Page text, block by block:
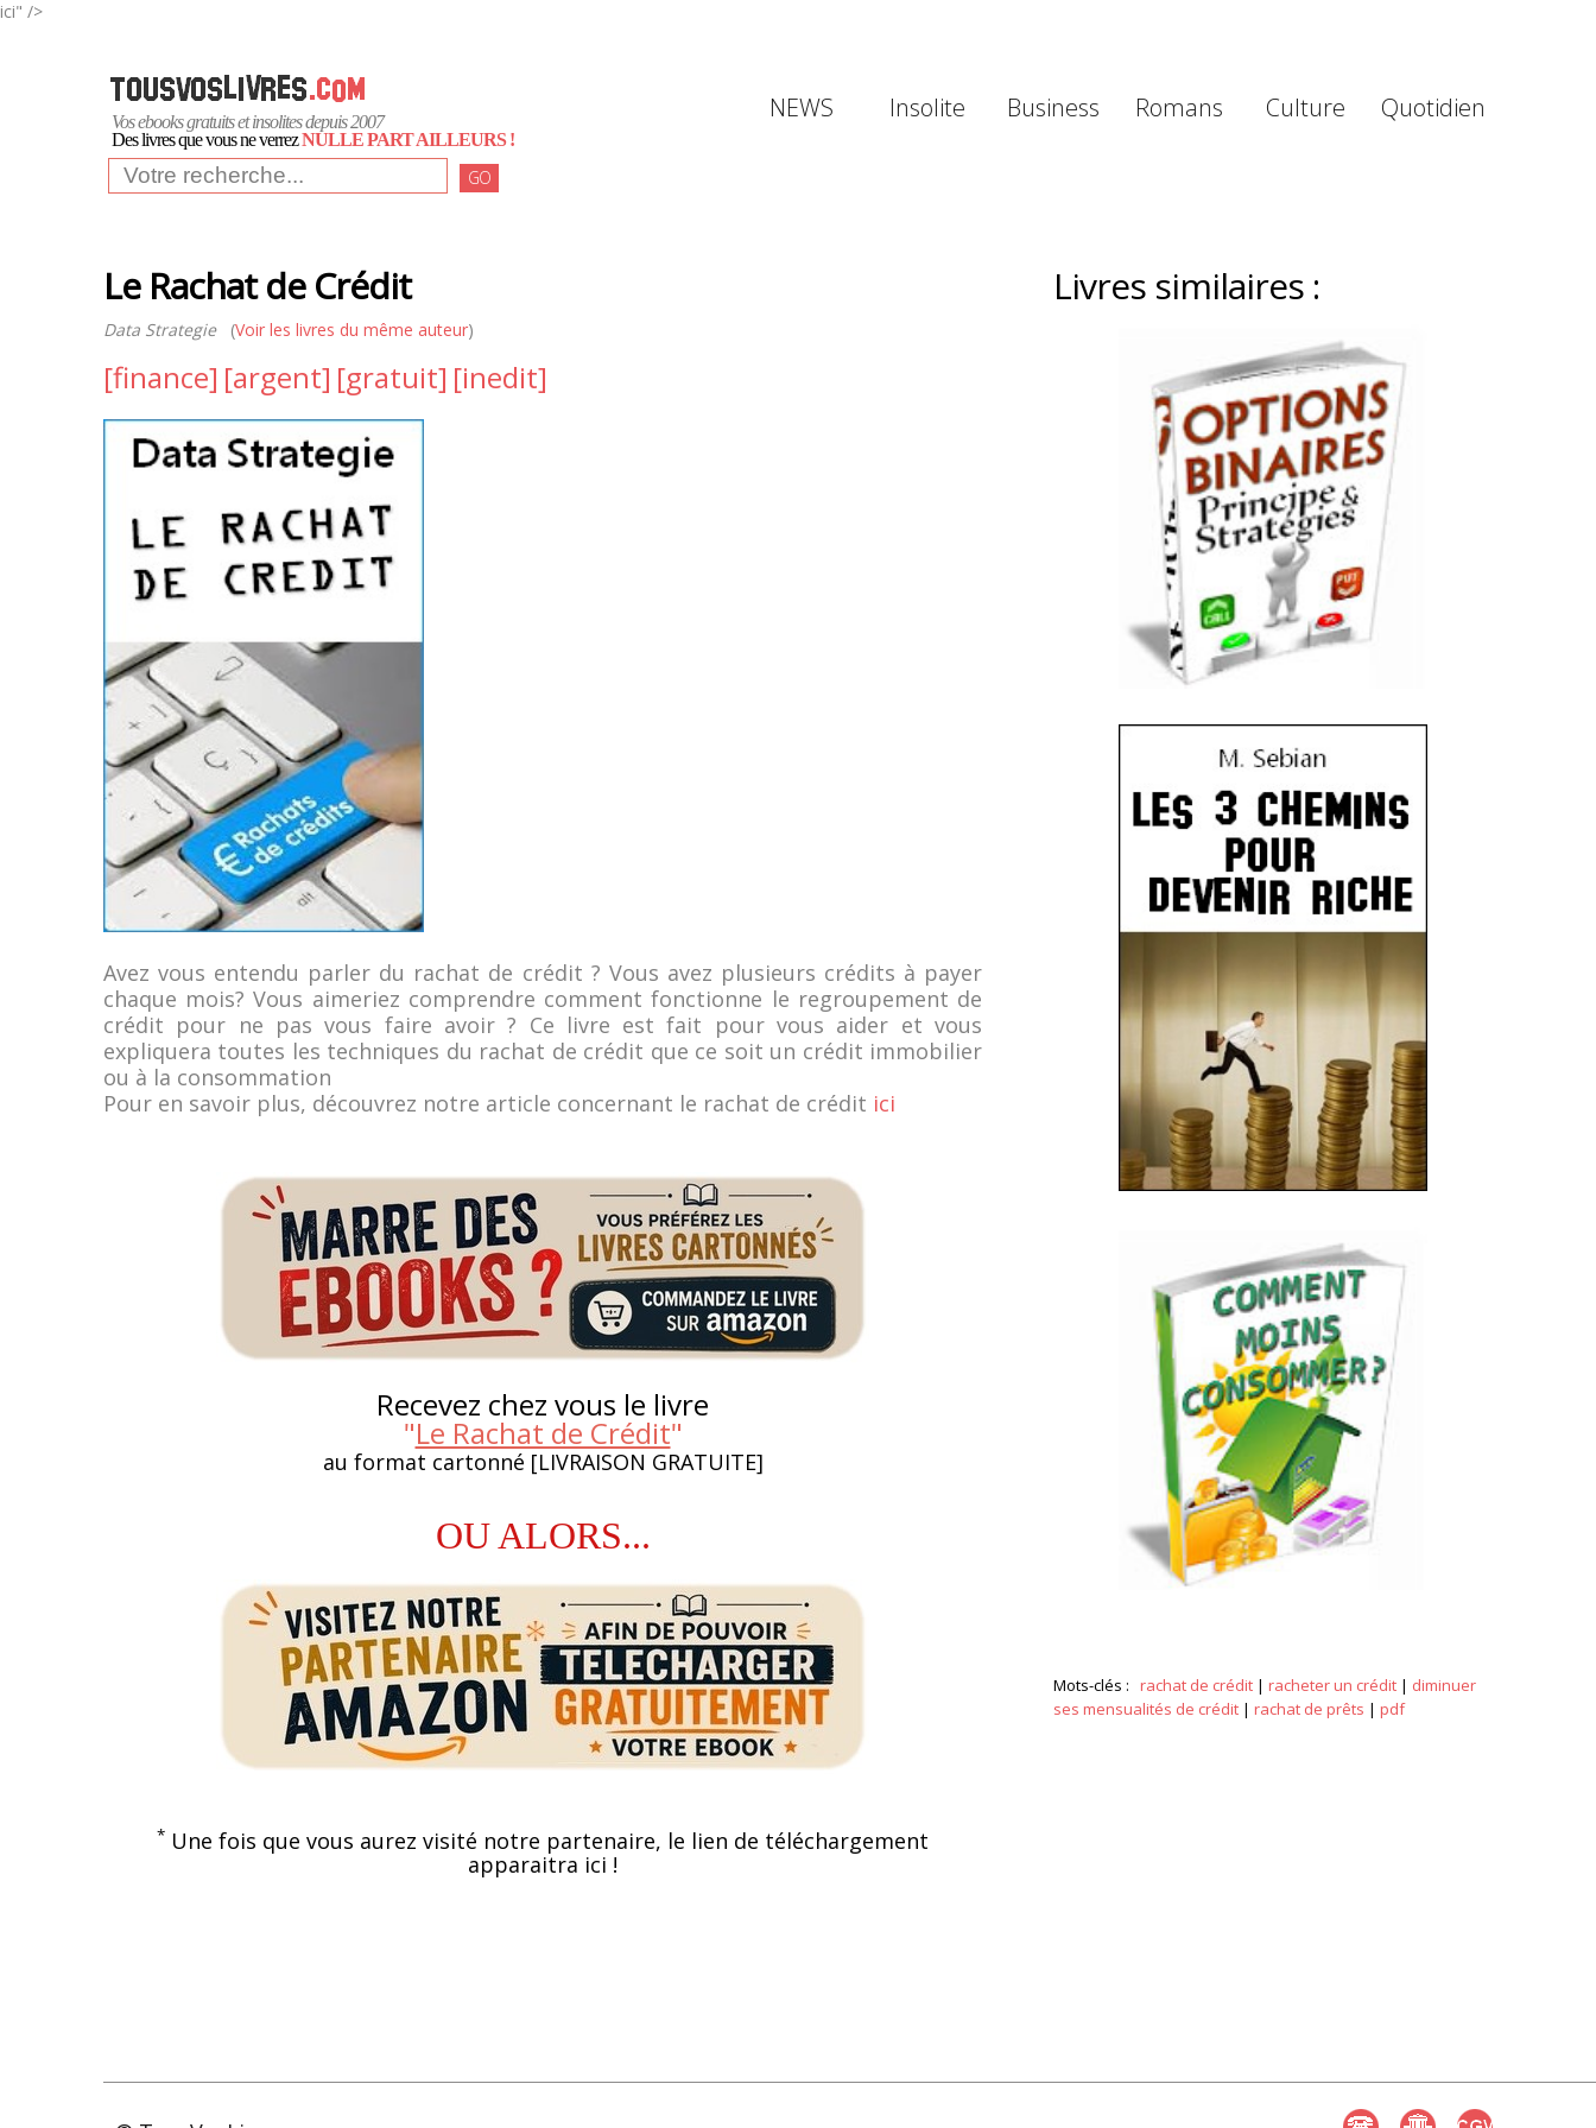
ici" />
Vos ebooks gratuits et insolites depuis 2007
Des livres que vous ne verrezNULLE PART AILLEURS !
GO
NEWS Insolite Business Romans Culture Quotidien
Le Rachat de Crédit
Data Strategie(Voir les livres du même auteur)
[finance] [argent] [gratuit] [inedit]
Avez vous entendu parler du rachat de crédit ? Vous avez plusieurs crédits à payer
chaque mois? Vous aimeriez comprendre comment fonctionne le regroupement de
crédit pour ne pas vous faire avoir ? Ce livre est fait pour vous aider et vous
expliquera toutes les techniques du rachat de crédit que ce soit un crédit immobilier
ou à la consommation
Pour en savoir plus, découvrez notre article concernant le rachat de crédit ici
Recevez chez vous le livre
"Le Rachat de Crédit"
au format cartonné [LIVRAISON GRATUITE]
OU ALORS...
* Une fois que vous aurez visité notre partenaire, le lien de téléchargement
apparaitra ici !
Livres similaires :
Mots-clés : rachat de crédit | racheter un crédit | diminuer
ses mensualités de crédit | rachat de prêts | pdf